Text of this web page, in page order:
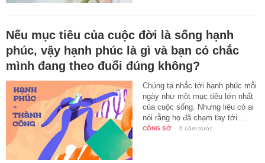
Nếu mục tiêu của cuộc đời là sống hạnh
phúc, vậy hạnh phúc là gì và bạn có chắc
mình đang theo đuổi đúng không?
Chúng ta nhắc tới hạnh phúc mỗi
ngày như một mục tiêu lớn nhất
của cuộc sống. Nhưng liệu có ai
nói rằng họ đã chạm tay tới…
CÔNG SỞ - 6 năm trước